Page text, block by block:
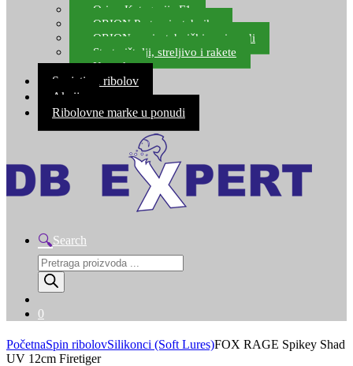
Orion Kategorija F1
ORION Party pirotehnika
ORION nepirotehnički proizvodi
Start pištolji, streljivo i rakete
Kontakt
Savjeti za ribolov
Akcija
Ribolovne marke u ponudi
Search
Products
search
0
PočetnaSpin ribolovSilikonci (Soft Lures)FOX RAGE Spikey Shad
UV 12cm Firetiger